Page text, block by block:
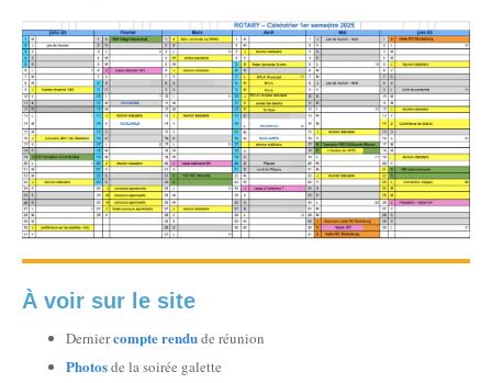
À voir sur le site
Derniercompte rendude réunion
Photosde la soirée galette